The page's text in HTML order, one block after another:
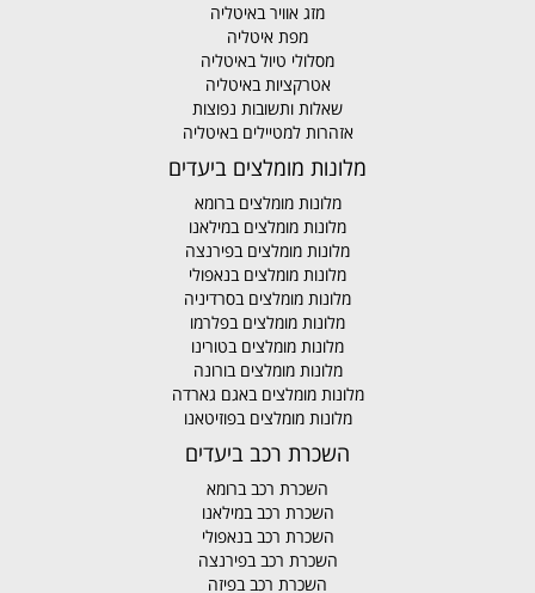
מזג אוויר באיטליה
מפת איטליה
מסלולי טיול באיטליה
אטרקציות באיטליה
שאלות ותשובות נפוצות
אזהרות למטיילים באיטליה
מלונות מומלצים ביעדים
מלונות מומלצים ברומא
מלונות מומלצים במילאנו
מלונות מומלצים בפירנצה
מלונות מומלצים בנאפולי
מלונות מומלצים בסרדיניה
מלונות מומלצים בפלרמו
מלונות מומלצים בטורינו
מלונות מומלצים בורונה
מלונות מומלצים באגם גארדה
מלונות מומלצים בפוזיטאנו
השכרת רכב ביעדים
השכרת רכב ברומא
השכרת רכב במילאנו
השכרת רכב בנאפולי
השכרת רכב בפירנצה
השכרת רכב בפיזה